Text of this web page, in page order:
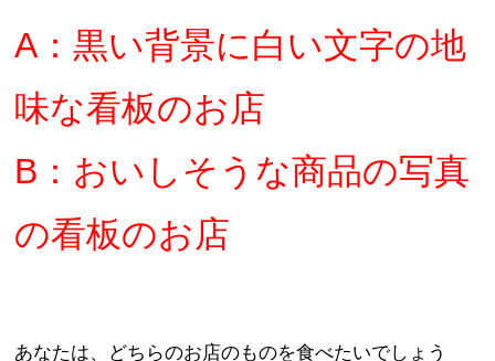
A：黒い背景に白い文字の地
味な看板のお店
B：おいしそうな商品の写真
の看板のお店
あなたは、どちらのお店のものを食べたいでしょう